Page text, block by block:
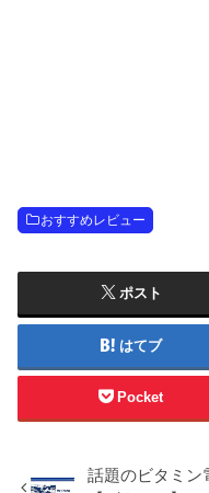
おすすめレビュー
ポスト
はてブ
Pocket
話題のビタミ